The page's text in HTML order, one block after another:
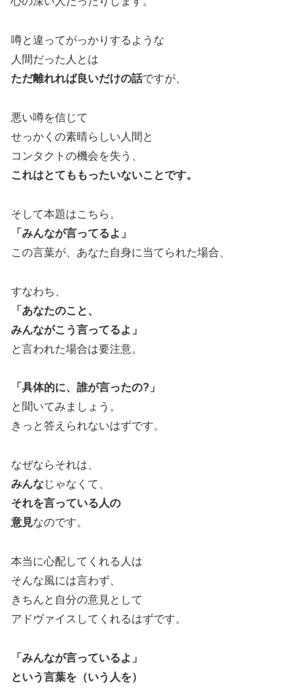
噂と違ってがっかりするような
人間だった人とは
ただ離れれば良いだけの話ですが、
悪い噂を信じて
せっかくの素晴らしい人間と
コンタクトの機会を失う、
これはとてももったいないことです。
そして本題はこちら。
「みんなが言ってるよ」
この言葉が、あなた自身に当てられた場合、
すなわち、
「あなたのこと、
みんながこう言ってるよ」
と言われた場合は要注意。
「具体的に、誰が言ったの?」
と聞いてみましょう。
きっと答えられないはずです。
なぜならそれは、
みんなじゃなくて、
それを言っている人の
意見なのです。
本当に心配してくれる人は
そんな風には言わず、
きちんと自分の意見として
アドヴァイスしてくれるはずです。
「みんなが言っているよ」
という言葉を（いう人を）